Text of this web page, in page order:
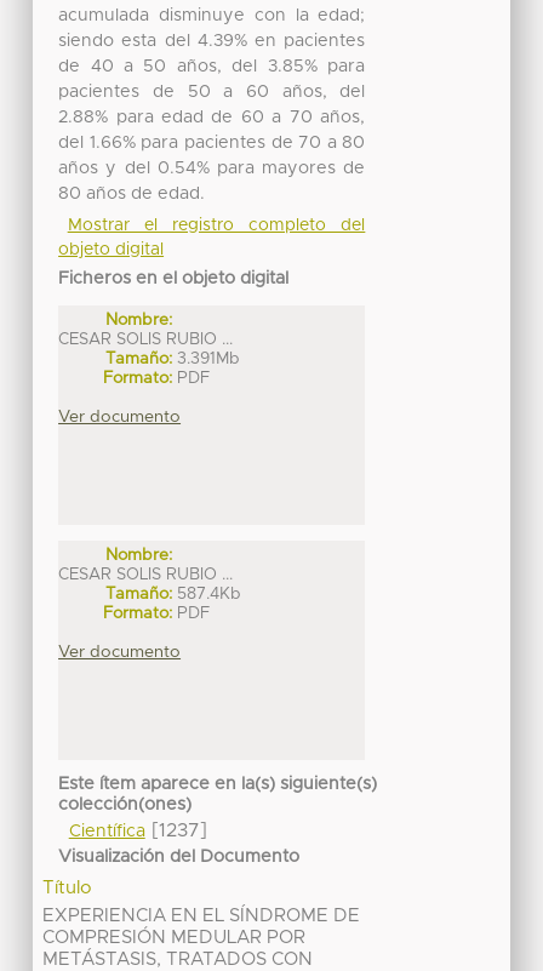
acumulada disminuye con la edad;
siendo esta del 4.39% en pacientes
de 40 a 50 años, del 3.85% para
pacientes de 50 a 60 años, del
2.88% para edad de 60 a 70 años,
del 1.66% para pacientes de 70 a 80
años y del 0.54% para mayores de
80 años de edad.
Mostrar el registro completo del
objeto digital
Ficheros en el objeto digital
Nombre:
CESAR SOLIS RUBIO ...
Tamaño: 3.391Mb
Formato: PDF
Ver documento
Nombre:
CESAR SOLIS RUBIO ...
Tamaño: 587.4Kb
Formato: PDF
Ver documento
Este ítem aparece en la(s) siguiente(s)
colección(ones)
Científica[1237]
Visualización del Documento
Título
EXPERIENCIA EN EL SÍNDROME DE
COMPRESIÓN MEDULAR POR
METÁSTASIS, TRATADOS CON